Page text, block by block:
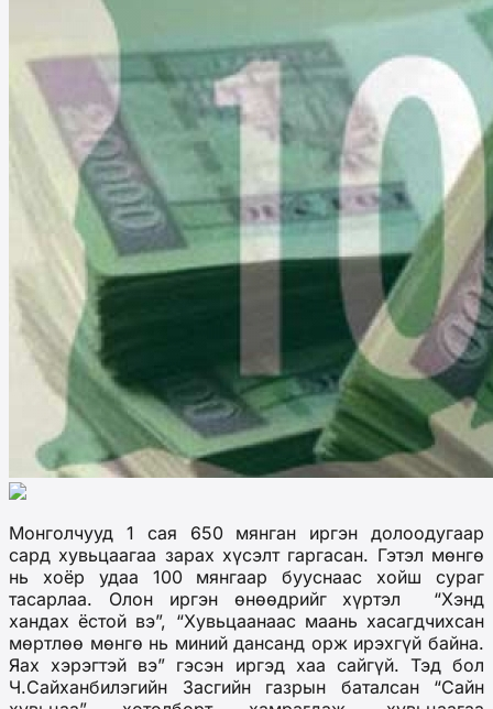
Монголчууд 1 сая 650 мянган иргэн долоодугаар
сард хувьцаагаа зарах хүсэлт гаргасан. Гэтэл мөнгө
нь хоёр удаа 100 мянгаар бууснаас хойш сураг
тасарлаа. Олон иргэн өнөөдрийг хүртэл “Хэнд
хандах ёстой вэ”, “Хувьцаанаас маань хасагдчихсан
мөртлөө мөнгө нь миний дансанд орж ирэхгүй байна.
Яах хэрэгтэй вэ” гэсэн иргэд хаа сайгүй. Тэд бол
Ч.Сайханбилэгийн Засгийн газрын баталсан “Сайн